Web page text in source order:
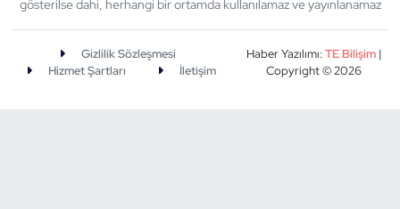
gösterilse dahi, herhangi bir ortamda kullanılamaz ve yayınlanamaz
Gizlilik Sözleşmesi
Hizmet Şartları
İletişim
Haber Yazılımı:TE Bilişim|
Copyright © 2026